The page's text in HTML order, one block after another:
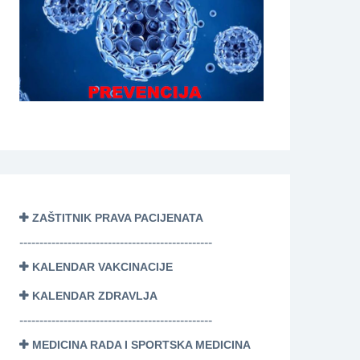
ZAŠTITNIK PRAVA PACIJENATA
------------------------------------------------
KALENDAR VAKCINACIJE
KALENDAR ZDRAVLJA
------------------------------------------------
MEDICINA RADA I SPORTSKA MEDICINA